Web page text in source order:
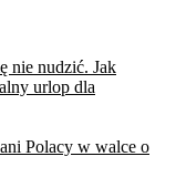
nie nudzić. Jak
urlop dla
Polacy w walce o